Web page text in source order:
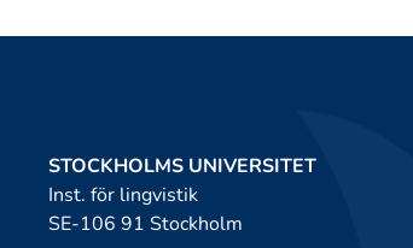
STOCKHOLMS UNIVERSITET
Inst. för lingvistik
SE-106 91 Stockholm